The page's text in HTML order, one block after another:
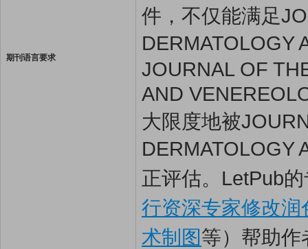
期刊语言要求
件，不仅能满足
DERMATOLOGY
JOURNAL OF
AND
大限度地被
DERMATOLOGY
正评估。LetPub
行资深专家修改润
术制图等）帮助作